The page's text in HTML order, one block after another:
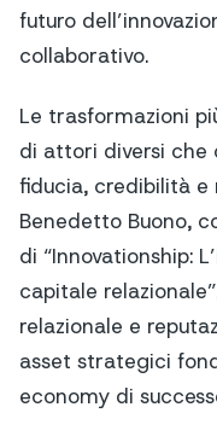
futuro
collaborativo.
Le trasformazioni
di attori diversi che
fiducia, credibilità
Benedetto Buono,
di “Innovationship:
capitale
relazionale e
asset strategici
economy di